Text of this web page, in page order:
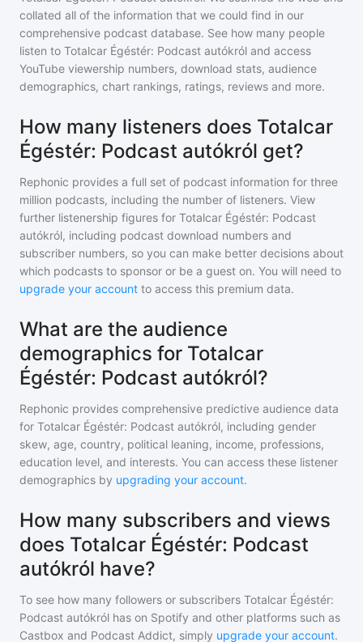
collated all of the information that we could find in our
comprehensive podcast database. See how many people
listen to Totalcar Égéstér: Podcast autókról and access
YouTube viewership numbers, download stats, audience
demographics, chart rankings, ratings, reviews and more.
How many listeners does Totalcar
Égéstér: Podcast autókról get?
Rephonic provides a full set of podcast information for three
million podcasts, including the number of listeners. View
further listenership figures for Totalcar Égéstér: Podcast
autókról, including podcast download numbers and
subscriber numbers, so you can make better decisions about
which podcasts to sponsor or be a guest on. You will need to
upgrade your account to access this premium data.
What are the audience
demographics for Totalcar
Égéstér: Podcast autókról?
Rephonic provides comprehensive predictive audience data
for Totalcar Égéstér: Podcast autókról, including gender
skew, age, country, political leaning, income, professions,
education level, and interests. You can access these listener
demographics by upgrading your account.
How many subscribers and views
does Totalcar Égéstér: Podcast
autókról have?
To see how many followers or subscribers Totalcar Égéstér:
Podcast autókról has on Spotify and other platforms such as
Castbox and Podcast Addict, simply upgrade your account.